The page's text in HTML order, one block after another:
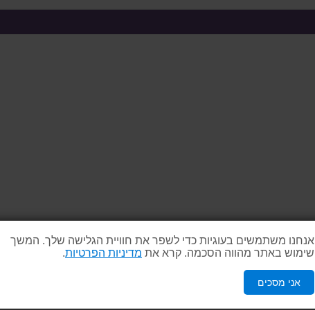
אנחנו משתמשים בעוגיות כדי לשפר את חוויית הגלישה שלך. המשך
שימוש באתר מהווה הסכמה. קרא את מדיניות הפרטיות
אני מסכים